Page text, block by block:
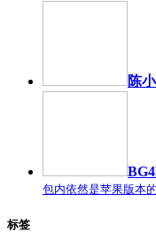
陈
包内依然是苹果版本
标签